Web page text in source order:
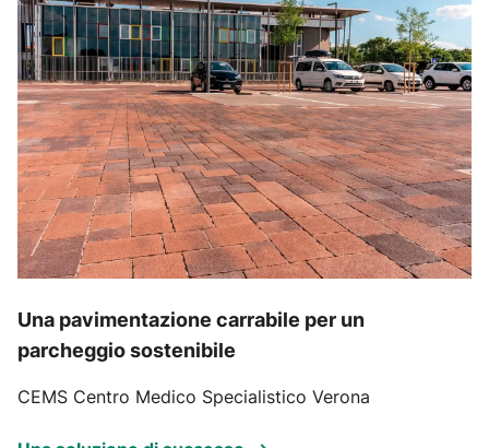
Una pavimentazione carrabile per un
parcheggio sostenibile
CEMS Centro Medico Specialistico Verona